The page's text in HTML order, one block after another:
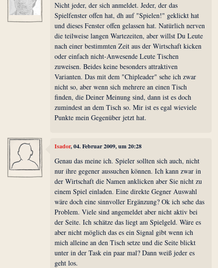
Nicht jeder, der sich anmeldet. Jeder, der das
Spielfenster offen hat, dh auf "Spielen!" geklickt hat
und dieses Fenster offen gelassen hat. Natürlich nerven
die teilweise langen Wartezeiten, aber willst Du Leute
nach einer bestimmten Zeit aus der Wirtschaft kicken
oder einfach nicht-Anwesende Leute Tischen
zuweisen. Beides keine besonders attraktiven
Varianten. Das mit dem "Chipleader" sehe ich zwar
nicht so, aber wenn sich mehrere an einen Tisch
finden, die Deiner Meinung sind, dann ist es doch
zumindest an dem Tisch so. Mir ist es egal wieviele
Punkte mein Gegenüber jetzt hat.
Isador, 04. Februar 2009, um 20:28
Genau das meine ich. Spieler sollten sich auch, nicht
nur ihre gegener aussuchen können. Ich kann zwar in
der Wirtschaft die Namen anklicken aber Sie nicht zu
einem Spiel einladen. Eine direkte Gegner Auswahl
wäre doch eine sinnvoller Ergänzung? Ok ich sehe das
Problem. Viele sind angemeldet aber nicht aktiv bei
der Seite. Ich schätze das liegt am Spielgeld. Wäre es
aber nicht möglich das es ein Signal gibt wenn ich
mich alleine an den Tisch setze und die Seite blickt
unter in der Task ein paar mal? Dann weiß jeder es
geht los.